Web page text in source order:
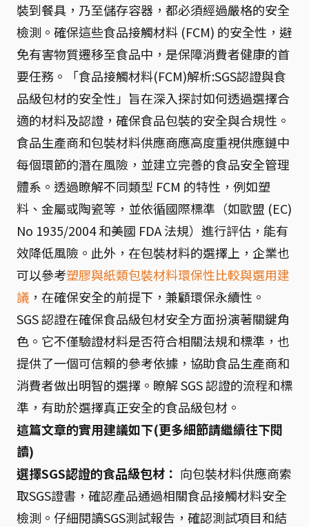
裝到餐具，乃至儲存容器，都必須經過嚴格的安全
檢測。確保這些食品接觸材料 (FCM) 的安全性，避
免有害物質遷移至食品中，是保障消費者健康的首
要任務。「食品接觸材料(FCM)解析:SGS認證與食
品級包材的安全性」旨在深入探討如何透過選擇合
適的材料及認證，確保食品包裝的安全與合規性。
食品生產商和包裝材料供應商應高度重視供應鏈中
每個環節的潛在風險，並建立完善的食品安全管理
體系。透過瞭解不同類型 FCM 的特性，例如塑
料、金屬或陶瓷等，並依循國際標準（如歐盟 (EC)
No 1935/2004 和美國 FDA 法規）進行評估，能有
效降低風險。此外，在包裝材料的選擇上，企業也
可以參考塑膠與紙類包裝材料環保性比較與選用建
議 ，在確保安全的前提下，兼顧環保永續性。
SGS 認證在確保食品級包材安全方面扮演著關鍵角
色。它不僅驗證材料是否符合相關法規和標準，也
提供了一個可信賴的參考依據，協助食品生產商和
消費者做出明智的選擇。瞭解 SGS 認證的流程和標
準，有助於選擇真正安全的食品級包材。
這篇文章的實用建議如下(更多細節請繼續往下閱
讀)
選擇SGS認證的食品級包材： 向包裝材料供應商索
取SGS證書，確認產品通過相關食品接觸材料安全
檢測。仔細閱讀SGS測試報告，確認測試項目和結